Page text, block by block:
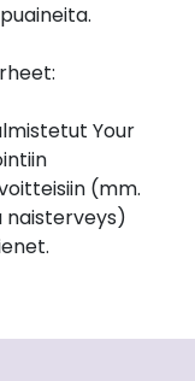
Your
(mm.
naisterveys)